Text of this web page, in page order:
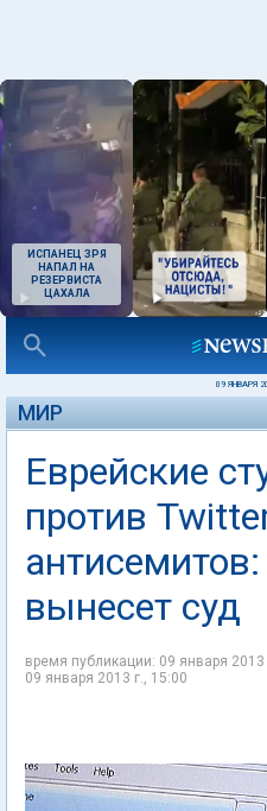
ИСПАНЕЦ ЗРЯ
НАПАЛ НА
РЕЗЕРВИСТА
ЦАХАЛА
09 ЯНВАРЯ
МИР
Еврейские
против
вынесет суд
время публикации: 09 января
09 января 2013 г., 15:00